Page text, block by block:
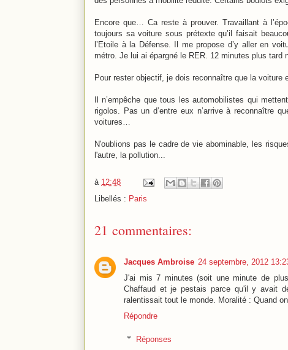
Encore que… Ca reste à prouver. Travaillant à
toujours sa voiture sous prétexte qu’il faisait
l’Etoile à la Défense. Il me propose d’y aller en
métro. Je lui ai épargné le RER. 12 minutes plus tard
Pour rester objectif, je dois reconnaître que la voiture
Il n’empêche que tous les automobilistes qui
rigolos. Pas un d’entre eux n’arrive à reconnaître
voitures…
N'oublions pas le cadre de vie abominable, les
l'autre, la pollution...
à 12:48
Libellés : Paris
21 commentaires:
Jacques Ambroise 24 septembre, 2012
J'ai mis 7 minutes (soit une minute de
Chaffaud et je pestais parce qu'il y avait
ralentissait tout le monde. Moralité : Quand
Répondre
Réponses